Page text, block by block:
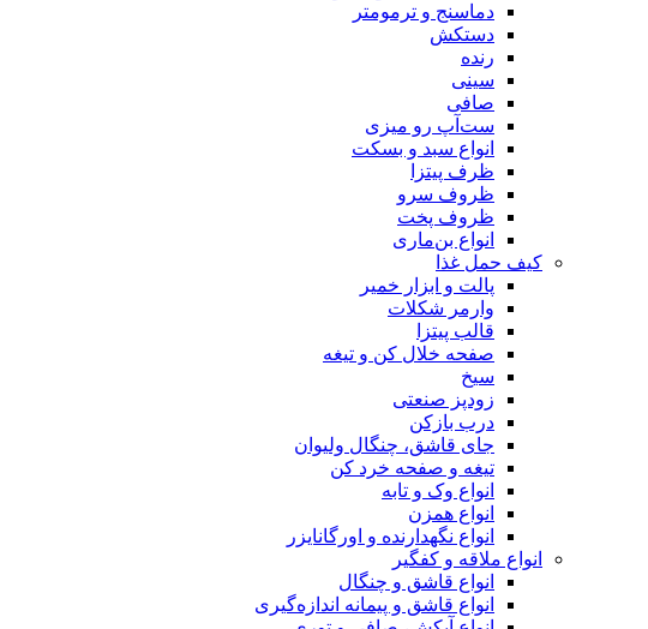
دماسنج و ترمومتر
دستکش
رنده
سینی
صافی
ست‌آپ رو میزی
انواع سبد و بسکت
ظرف پیتزا
ظروف سرو
ظروف پخت
انواع بن‌ماری
کیف حمل غذا
پالت و ابزار خمیر
وارمر شکلات
قالب پیتزا
صفحه خلال کن و تیغه
سیخ
زودپز صنعتی
درب بازکن
جای قاشق، چنگال ولیوان
تیغه و صفحه خرد کن
انواع وک و تابه
انواع همزن
انواع نگهدارنده و اورگانایزر
انواع ملاقه و کفگیر
انواع قاشق و چنگال
انواع قاشق و پیمانه اندازه‌گیری